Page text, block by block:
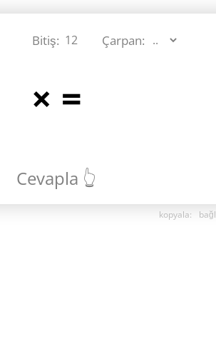
Bitiş: Çarpan:
× =
Cevapla 👆
kopyala: